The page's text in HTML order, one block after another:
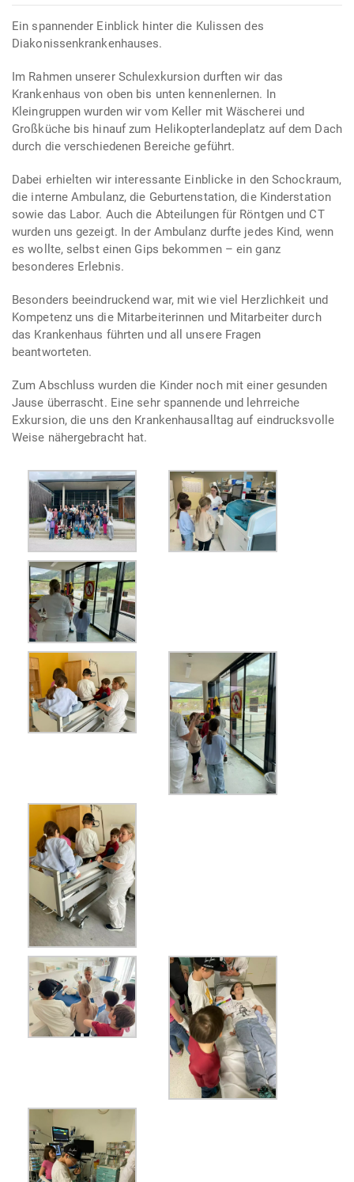
Ein spannender Einblick hinter die Kulissen des
Diakonissenkrankenhauses.
Im Rahmen unserer Schulexkursion durften wir das
Krankenhaus von oben bis unten kennenlernen. In
Kleingruppen wurden wir vom Keller mit Wäscherei und
Großküche bis hinauf zum Helikopterlandeplatz auf dem Dach
durch die verschiedenen Bereiche geführt.
Dabei erhielten wir interessante Einblicke in den Schockraum,
die interne Ambulanz, die Geburtenstation, die Kinderstation
sowie das Labor. Auch die Abteilungen für Röntgen und CT
wurden uns gezeigt. In der Ambulanz durfte jedes Kind, wenn
es wollte, selbst einen Gips bekommen – ein ganz
besonderes Erlebnis.
Besonders beeindruckend war, mit wie viel Herzlichkeit und
Kompetenz uns die Mitarbeiterinnen und Mitarbeiter durch
das Krankenhaus führten und all unsere Fragen
beantworteten.
Zum Abschluss wurden die Kinder noch mit einer gesunden
Jause überrascht. Eine sehr spannende und lehrreiche
Exkursion, die uns den Krankenhausalltag auf eindrucksvolle
Weise nähergebracht hat.